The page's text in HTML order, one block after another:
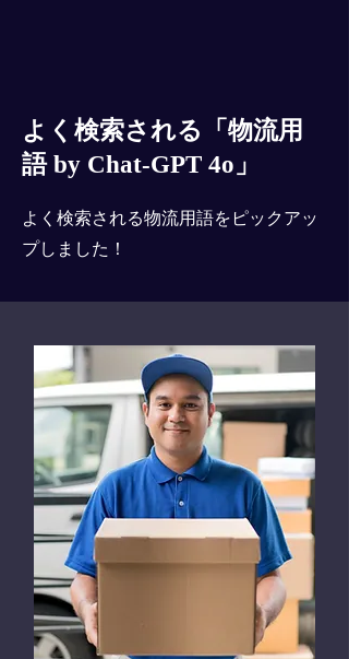
よく検索される「物流用
語 by Chat-GPT 4o」
よく検索される物流用語をピックアッ
プしました！